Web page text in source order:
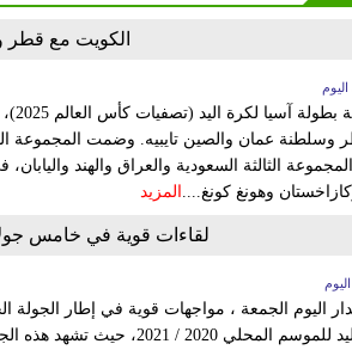
الكويت مع قطر
وسلطنة عمان والصين تايبيه. وضمت المجموعة
الثالثة السعودية والعراق والهند
وهونغ كونغ.... المزيد
لقاءات قوية في خامس
اليوم الجمعة ، مواجهات قوية في إطار
رجال كرة اليد للموسم المحلي